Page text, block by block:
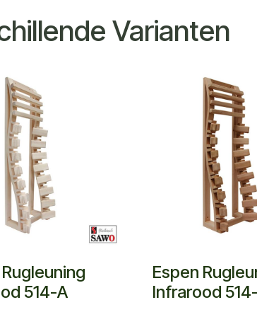
Varianten
514-A
Espen
Infrarood